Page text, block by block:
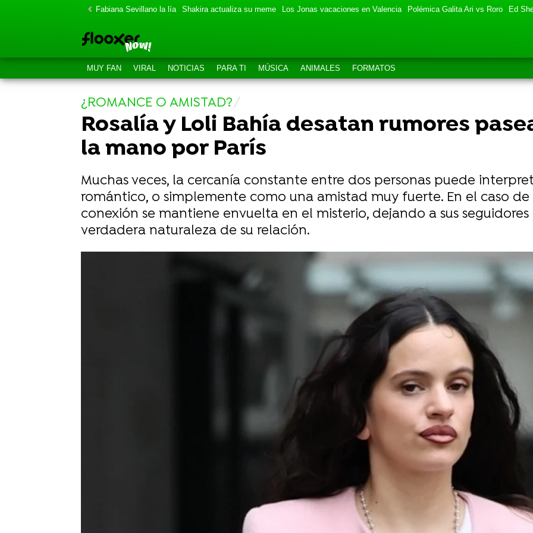
Fabiana Sevillano la lía Shakira actualiza su meme Los Jonas vacaciones en Valencia Polémica Galita Ari vs Roro Ed
MUY FAN VIRAL NOTICIAS PARA TI MÚSICA ANIMALES FORMATOS
¿ROMANCE O AMISTAD?
Rosalía y Loli Bahía desatan rumores
la mano por París
Muchas veces, la cercanía constante entre dos personas puede
romántico, o simplemente como una amistad muy fuerte. En el caso de
conexión se mantiene envuelta en el misterio, dejando a sus
verdadera naturaleza de su relación.
Messi elogia a Rosalía y admite que es la única cantante a la que pediría una foto
Los secretos escondidos en la música de LUX de Rosalía
WhatsappFacebook
X